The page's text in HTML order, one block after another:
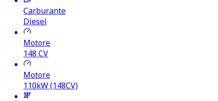
Carburante
Diesel
Motore
148 CV
Motore
110kW (148CV)